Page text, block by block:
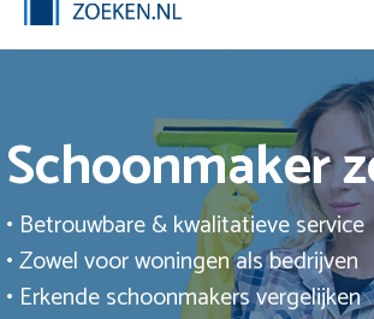
Schoonmaker
• Betrouwbare & kwalitatieve service
• Zowel voor woningen als bedrijven
• Erkende schoonmakers vergelijken